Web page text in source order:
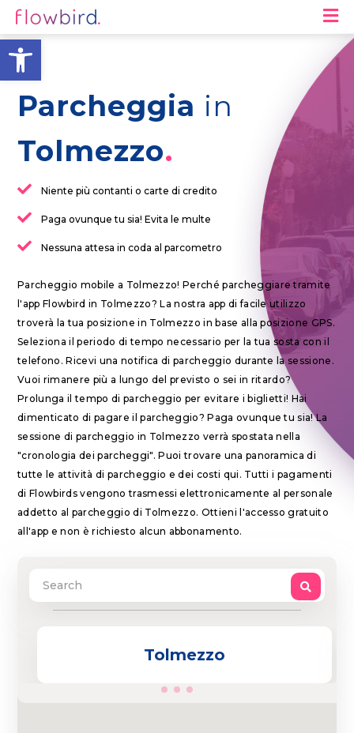
Apri la barra degli
Parcheggia in
Tolmezzo
Niente più contanti o carte di credito
Paga ovunque tu sia! Evita le multe
Nessuna attesa in coda al parcometro
Parcheggio mobile a Tolmezzo! Perché parcheggiare tramite
l'app Flowbird in Tolmezzo? La nostra app di facile utilizzo
troverà la tua posizione in Tolmezzo in base alla posizione GPS.
Seleziona il periodo di tempo necessario per la tua sosta con il
telefono. Ricevi una notifica di parcheggio durante la sessione.
Vuoi rimanere più a lungo del previsto o sei in ritardo?
Prolunga il tempo di parcheggio per evitare i biglietti! Hai
dimenticato di pagare il parcheggio? Paga ovunque tu sia! La
sessione di parcheggio in Tolmezzo verrà spostata nella
"cronologia dei parcheggi". Puoi trovare una panoramica di
tutte le attività di parcheggio e dei costi qui. Tutti i pagamenti
di Flowbirds vengono trasmessi elettronicamente al personale
addetto al parcheggio di Tolmezzo. Ottieni l'accesso gratuito
all'app e non è richiesto alcun abbonamento.
Tolmezzo